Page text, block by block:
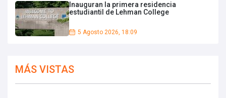
Inauguran la primera residencia
estudiantil de Lehman College
5 Agosto 2026, 18:09
MÁS VISTAS